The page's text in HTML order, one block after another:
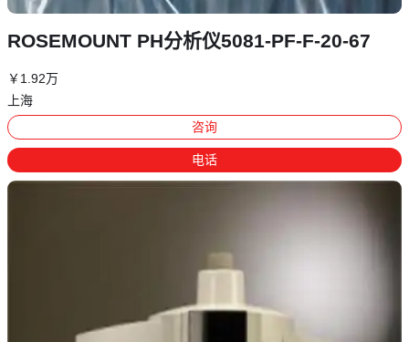
ROSEMOUNT PH分析仪5081-PF-F-20-67
￥ 1 .92万
上海
咨询
电话